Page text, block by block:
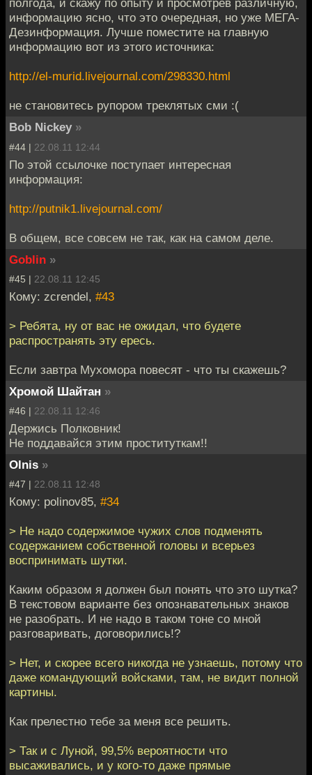
полгода, и скажу по опыту и просмотрев различную,
информацию ясно, что это очередная, но уже МЕГА-
Дезинформация. Лучше поместите на главную
информацию вот из этого источника:
http://el-murid.livejournal.com/298330.html
не становитесь рупором треклятых сми :(
Bob Nickey »
#44 | 22.08.11 12:44
По этой ссылочке поступает интересная
информация:
http://putnik1.livejournal.com/
В общем, все совсем не так, как на самом деле.
Goblin »
#45 | 22.08.11 12:45
Кому: zcrendel, #43
> Ребята, ну от вас не ожидал, что будете
распространять эту ересь.
Если завтра Мухомора повесят - что ты скажешь?
Хромой Шайтан »
#46 | 22.08.11 12:46
Держись Полковник!
Не поддавайся этим проституткам!!
Olnis »
#47 | 22.08.11 12:48
Кому: polinov85, #34
> Не надо содержимое чужих слов подменять
содержанием собственной головы и всерьез
воспринимать шутки.
Каким образом я должен был понять что это шутка?
В текстовом варианте без опознавательных знаков
не разобрать. И не надо в таком тоне со мной
разговаривать, договорились!?
> Нет, и скорее всего никогда не узнаешь, потому что
даже командующий войсками, там, не видит полной
картины.
Как прелестно тебе за меня все решить.
> Так и с Луной, 99,5% вероятности что
высаживались, и у кого-то даже прямые